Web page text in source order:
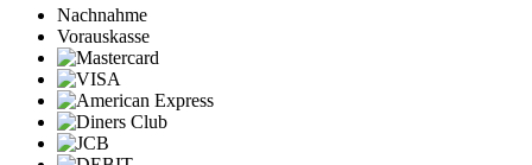
Nachnahme
Vorauskasse